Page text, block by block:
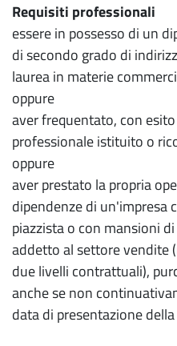
Requisiti professionali
essere in possesso di un
di secondo grado di
laurea in materie
oppure
aver frequentato, con
professionale istituito o
oppure
aver prestato la propria
dipendenze di un'impresa
piazzista o con mansioni
addetto al settore vendite
due livelli contrattuali),
anche se non
data di presentazione